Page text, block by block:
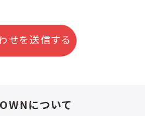
せを送信する
について